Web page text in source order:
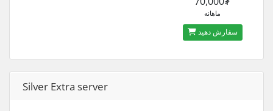
ماهانه
سفارش دهید
Silver Extra server